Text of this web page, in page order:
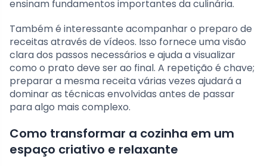
ensinam fundamentos importantes da culinária.
Também é interessante acompanhar o preparo de
receitas através de vídeos. Isso fornece uma visão
clara dos passos necessários e ajuda a visualizar
como o prato deve ser ao final. A repetição é chave;
preparar a mesma receita várias vezes ajudará a
dominar as técnicas envolvidas antes de passar
para algo mais complexo.
Como transformar a cozinha em um
espaço criativo e relaxante